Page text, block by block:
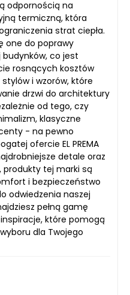
odpornością na
termiczną, która
strat ciepła.
one do poprawy
co jest
rosnących kosztów
i wzorów, które
drzwi do architektury
od tego, czy
klasyczne
- na pewno
ofercie EL PREMA
detale oraz
produkty tej marki są
i bezpieczeństwo
odwiedzenia naszej
pełną gamę
które pomogą
dla Twojego